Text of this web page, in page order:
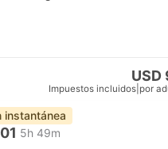
USD
Impuestos incluidos por
instantánea
5h 49m